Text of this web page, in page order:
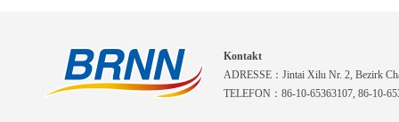
Kontakt
ADRESSE：Jintai Xilu Nr. 2, Bezirk
TELEFON：86-10-65363107, 86-10-